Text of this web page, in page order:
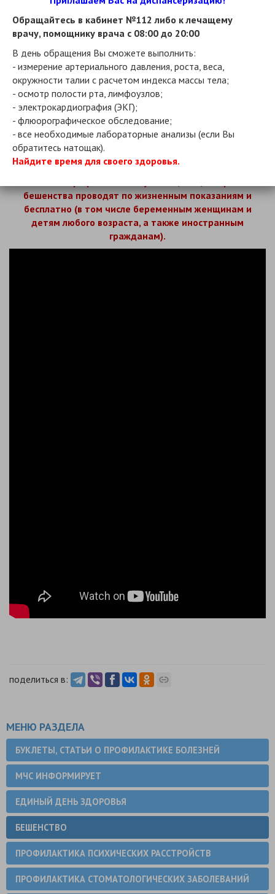
домашнему животному.
Что делать при укусе?
После контакта с животным (получение повреждений:
царапин, ссадин, укусов или ослюнения кожных
покровов или слизистых) необходимо как можно
быстрее (в первые сутки) обратиться в организацию
здравоохранения к врачу (травматологу, хирургу) для
осмотра, местной обработки ран, царапин, ссадин,
мест ослюнения и решения вопроса о назначении
антирабической помощи (курса прививок).
бешенства проводят по жизненным показаниям и
бесплатно (в том числе беременным женщинам и
детям любого возраста, а также иностранным
гражданам).
поделиться в:
МЕНЮ РАЗДЕЛА
БУКЛЕТЫ, СТАТЬИ О ПРОФИЛАКТИКЕ БОЛЕЗНЕЙ
МЧС ИНФОРМИРУЕТ
ЕДИНЫЙ ДЕНЬ ЗДОРОВЬЯ
БЕШЕНСТВО
ПРОФИЛАКТИКА ПСИХИЧЕСКИХ РАССТРОЙСТВ
ПРОФИЛАКТИКА СТОМАТОЛОГИЧЕСКИХ ЗАБОЛЕВАНИЙ
Обращайтесь в кабинет №112 либо к лечащему
врачу, помощнику врача с 08:00 до 20:00
В день обращения Вы сможете выполнить:
- измерение артериального давления, роста, веса,
окружности талии с расчетом индекса массы тела;
- осмотр полости рта, лимфоузлов;
- электрокардиография (ЭКГ);
- флюорографическое обследование;
- все необходимые лабораторные анализы (если Вы
обратитесь натощак).
Найдите время для своего здоровья.